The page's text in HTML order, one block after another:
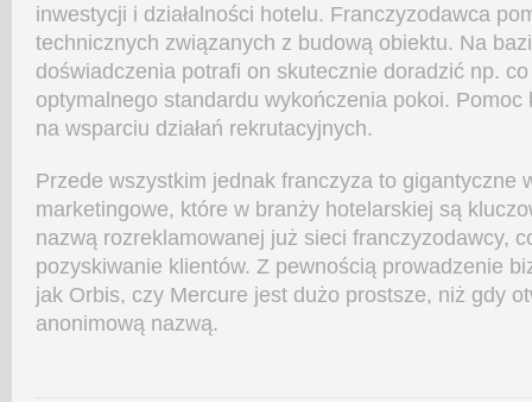
inwestycji i działalności hotelu. Franczyzodawca
technicznych związanych z budową obiektu. Na
doświadczenia potrafi on skutecznie doradzić np.
optymalnego standardu wykończenia pokoi. Pomoc
na wsparciu działań rekrutacyjnych.
Przede wszystkim jednak franczyza to gigantyczne
marketingowe, które w branży hotelarskiej są
nazwą rozreklamowanej już sieci franczyzodawcy,
pozyskiwanie klientów. Z pewnością prowadzenie
jak Orbis, czy Mercure jest dużo prostsze, niż gdy
anonimową nazwą.